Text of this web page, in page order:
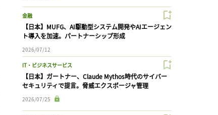
金融
【日本】MUFG、AI駆動型システム開発やAIエージェン
ト導入を加速。パートナーシップ形成
2026/07/12
IT・ビジネスサービス
【日本】ガートナー、Claude Mythos時代のサイバー
セキュリティで提言。脅威エクスポージャ管理
2026/07/25